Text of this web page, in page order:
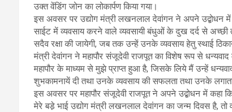
उक्त वेंडिंग जोन का लोकार्पण किया गया।
इस अवसर पर उद्योग मंत्री लखनलाल देवांगन ने अपने उद्बोधन
साईट में व्यवसाय करने वाले व्यवसायी बंधुओं के दुख दर्द से अच्छी
सदैव रक्षा की जायेगी, जब तक उन्हें उनके व्यवसाय हेतु स्थाई
मंत्री देवांगन ने महापौर संजूदेवी राजपूत का विशेष रूप से
महापौर के माध्यम से मुझे प्राप्त हुआ है, जिसके लिये मैं उन्हें
शुभकामनायें दी तथा उनके व्यवसाय की सफलता तथा उनके
इस अवसर पर महापौर संजूदेवी राजपूत ने अपने उद्बोधन में कहा
मेरे बडे़ भाई उद्योग मंत्री लखनलाल देवांगन का जन्म दिवस है,